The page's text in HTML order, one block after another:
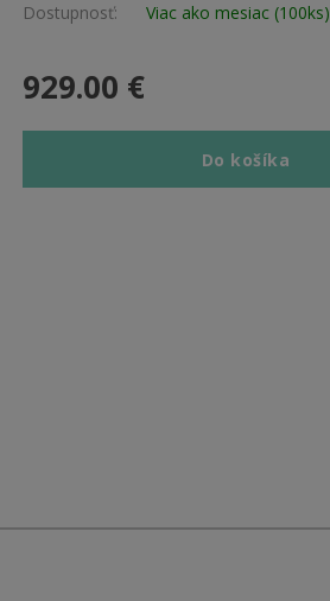
Dostupnosť:
Viac ako mesiac (100ks)
929.00 €
Do košíka